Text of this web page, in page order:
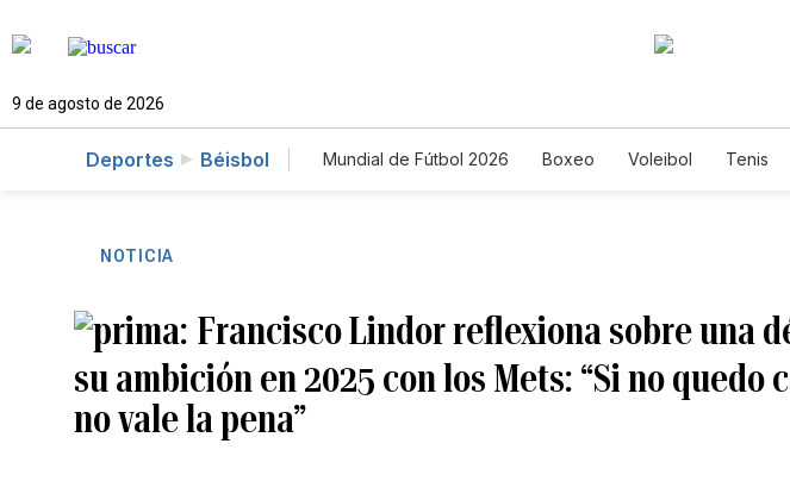
9 de agosto de 2026
Deportes Béisbol Mundial de Fútbol 2026 Boxeo Voleibol Tenis
NOTICIA
Francisco Lindor reflexiona sobre una
su ambición en 2025 con los Mets: “Si no quedo
no vale la pena”